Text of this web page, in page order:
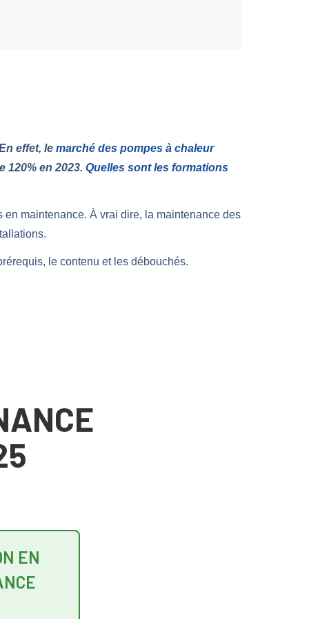
effet, le marché des pompes à chaleur
120% en 2023. Quelles sont les formations
maintenance. À vrai dire, la maintenance des
le contenu et les débouchés.
EN